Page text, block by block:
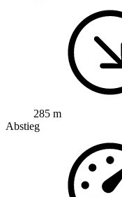
285 m
Abstieg